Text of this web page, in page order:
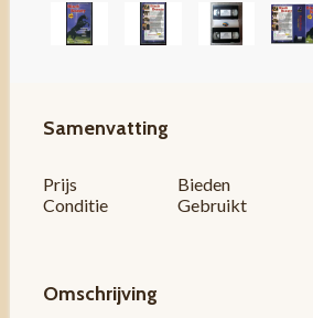
Samenvatting
Prijs
Bieden
Conditie
Gebruikt
Omschrijving